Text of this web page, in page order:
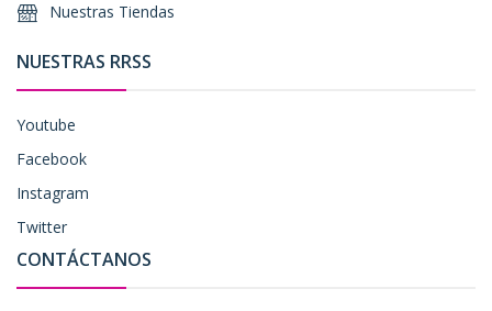
Nuestras Tiendas
NUESTRAS RRSS
Youtube
Facebook
Instagram
Twitter
CONTÁCTANOS